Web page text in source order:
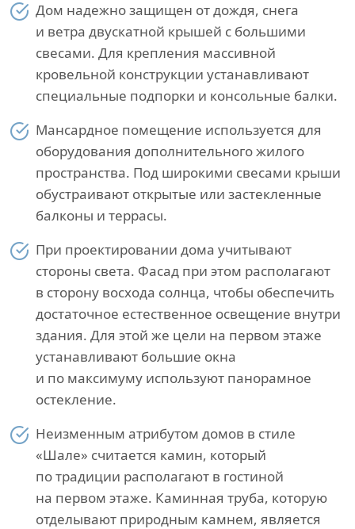
Дом надежно защищен от дождя, снега
и ветра двускатной крышей с большими
свесами. Для крепления массивной
кровельной конструкции устанавливают
специальные подпорки и консольные балки.
Мансардное помещение используется для
оборудования дополнительного жилого
пространства. Под широкими свесами крыши
обустраивают открытые или застекленные
балконы и террасы.
При проектировании дома учитывают
стороны света. Фасад при этом располагают
в сторону восхода солнца, чтобы обеспечить
достаточное естественное освещение внутри
здания. Для этой же цели на первом этаже
устанавливают большие окна
и по максимуму используют панорамное
остекление.
Неизменным атрибутом домов в стиле
«Шале» считается камин, который
по традиции располагают в гостиной
на первом этаже. Каминная труба, которую
отделывают природным камнем, является